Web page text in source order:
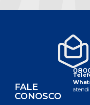
FALE
CONOSCO